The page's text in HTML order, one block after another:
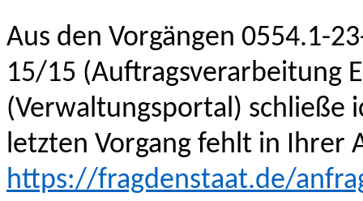
Aus den Vorgängen 0554.1-
15/15 (Auftragsverarbeitung
(Verwaltungsportal) schließe
letzten Vorgang fehlt in Ihrer
https://fragdenstaat.de/